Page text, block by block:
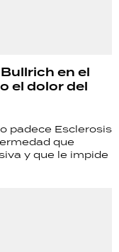
en el
el dolor del
padece Esclerosis
que
y que le impide